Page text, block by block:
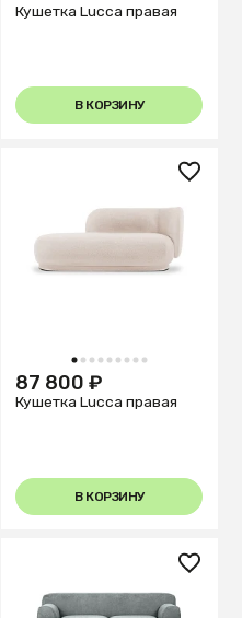
Кушетка Lucca правая
В КОРЗИНУ
1 2 3 4 5 6 7 8 9
87 800 ₽
Кушетка Lucca правая
В КОРЗИНУ